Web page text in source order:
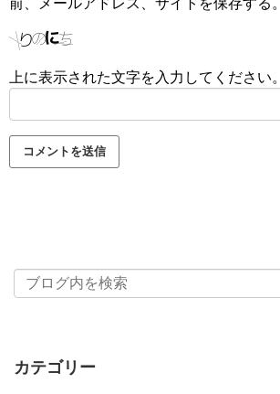
上に表示された文字を入力してください。
カテゴリー